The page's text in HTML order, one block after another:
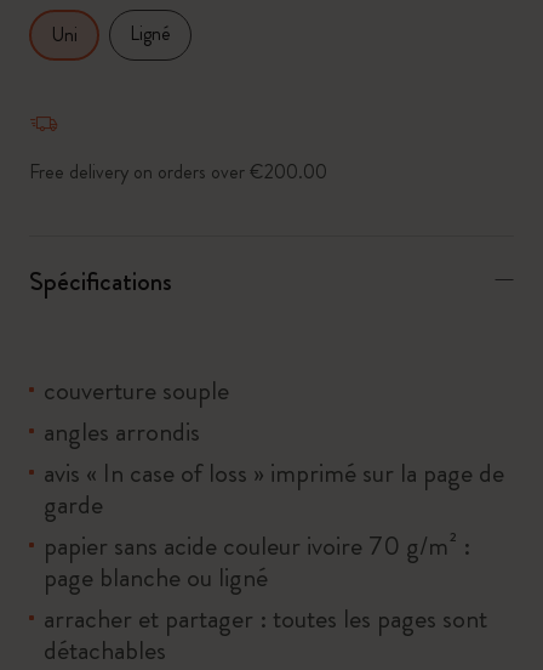
Uni Ligné
Free delivery on orders over €200.00
Spécifications
couverture souple
angles arrondis
avis « In case of loss » imprimé sur la page de
garde
papier sans acide couleur ivoire 70 g/m² :
page blanche ou ligné
arracher et partager : toutes les pages sont
détachables